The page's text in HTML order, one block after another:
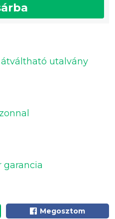
utalvány
garancia
Megosztom